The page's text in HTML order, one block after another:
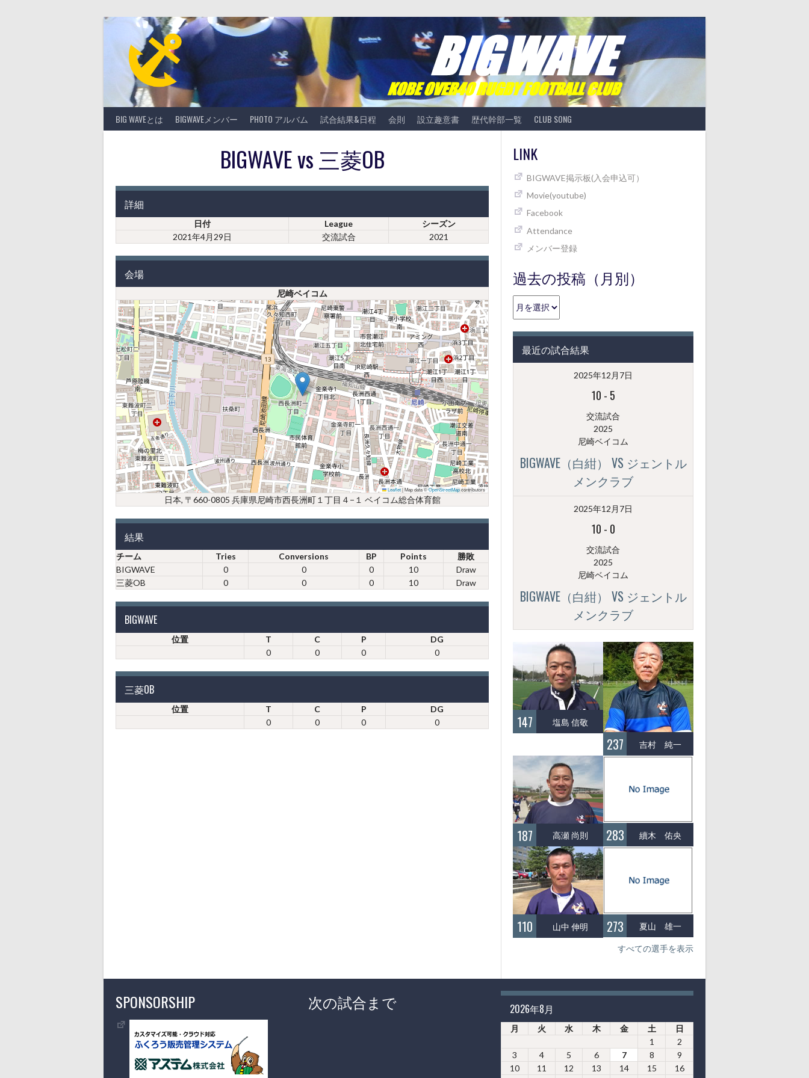
BIG WAVEとは BIGWAVEメンバー PHOTO アルバム 試合結果&日程 会則 設立趣意書 歴代幹部一覧 CLUB SONG
BIGWAVE vs 三菱OB
詳細
日付 League
シーズン
2021年4月29日
交流試合 2021
会場
尼崎ベイコム
Leaflet|Map data ©OpenStreetMapcontributors
日本, 〒660-0805 兵庫県尼崎市西長洲町１丁目４−１ ベイコム総合体育館
結果
チーム Tries Conversions BP Points
勝敗
BIGWAVE
0 0 0 10
Draw
三菱OB
0 0 0 10 Draw
BIGWAVE
位置 T C P
DG
0
0 0 0
三菱OB
位置 T C P
DG
0
0 0 0
LINK
BIGWAVE掲示板(入会申込可）
Movie(youtube)
Facebook
Attendance
メンバー登録
過去の投稿（月別）
去
投
（月
最近の試合結果
2025年12月7日
10 - 5
交流試合
2025
尼崎ベイコム
BIGWAVE（白紺） VS ジェントル
メンクラブ
2025年12月7日
10 - 0
交流試合
2025
尼崎ベイコム
BIGWAVE（白紺） VS ジェントル
メンクラブ
147 塩島 信敬
237 吉村 純一
187 高瀬 尚則 283 續木 佑央
110 山中 伸明 273 夏山 雄一
すべての選手を表示
SPONSORSHIP 次の試合まで 2026年8月
月 火 水 木 金 土
日
1
2
3
4 5 6 7 8
9
10
11 12 13 14 15
16